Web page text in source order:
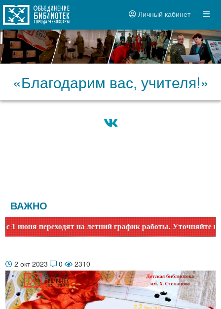
Личный кабинет
«Благодарим вас, учителя!»
ВАЖНО
переходят на летний график работы. Уточняйте
2 окт 2023 0 2310